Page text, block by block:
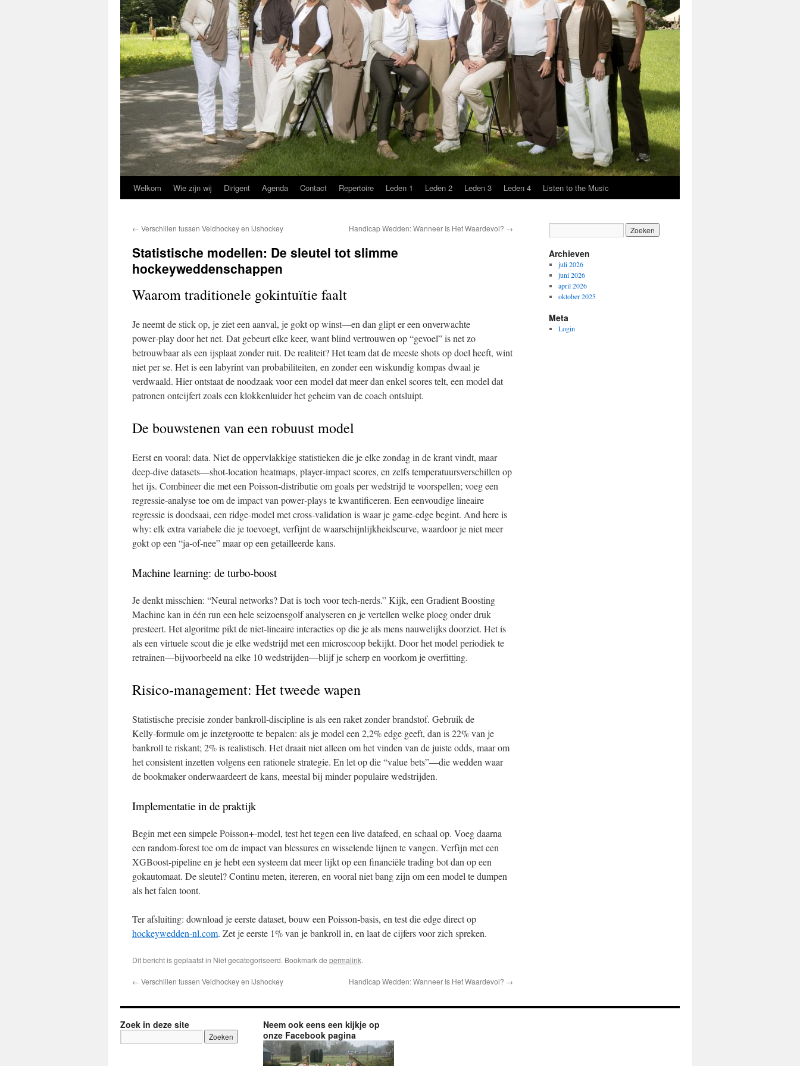
Welkom Wie zijn wij Dirigent Agenda Contact Repertoire Leden 1 Leden 2 Leden 3 Leden 4 Listen to the Music
← Verschillen tussen Veldhockey en IJshockey Handicap Wedden: Wanneer Is Het Waardevol? →
Statistische modellen: De sleutel tot slimme
hockeyweddenschappen
Waarom traditionele gokintuïtie faalt
Je neemt de stick op, je ziet een aanval, je gokt op winst—en dan glipt er een onverwachte
power‑play door het net. Dat gebeurt elke keer, want blind vertrouwen op “gevoel” is net zo
betrouwbaar als een ijsplaat zonder ruit. De realiteit? Het team dat de meeste shots op doel heeft, wint
niet per se. Het is een labyrint van probabiliteiten, en zonder een wiskundig kompas dwaal je
verdwaald. Hier ontstaat de noodzaak voor een model dat meer dan enkel scores telt, een model dat
patronen ontcijfert zoals een klokkenluider het geheim van de coach ontsluipt.
De bouwstenen van een robuust model
Eerst en vooral: data. Niet de oppervlakkige statistieken die je elke zondag in de krant vindt, maar
deep‑dive datasets—shot‑location heatmaps, player‑impact scores, en zelfs temperatuursverschillen op
het ijs. Combineer die met een Poisson‑distributie om goals per wedstrijd te voorspellen; voeg een
regressie‑analyse toe om de impact van power‑plays te kwantificeren. Een eenvoudige lineaire
regressie is doodsaai, een ridge‑model met cross‑validation is waar je game‑edge begint. And here is
why: elk extra variabele die je toevoegt, verfijnt de waarschijnlijkheidscurve, waardoor je niet meer
gokt op een “ja‑of‑nee” maar op een getailleerde kans.
Machine learning: de turbo‑boost
Je denkt misschien: “Neural networks? Dat is toch voor tech‑nerds.” Kijk, een Gradient Boosting
Machine kan in één run een hele seizoensgolf analyseren en je vertellen welke ploeg onder druk
presteert. Het algoritme pikt de niet‑lineaire interacties op die je als mens nauwelijks doorziet. Het is
als een virtuele scout die je elke wedstrijd met een microscoop bekijkt. Door het model periodiek te
retrainen—bijvoorbeeld na elke 10 wedstrijden—blijf je scherp en voorkom je overfitting.
Risico‑management: Het tweede wapen
Statistische precisie zonder bankroll‑discipline is als een raket zonder brandstof. Gebruik de
Kelly‑formule om je inzetgrootte te bepalen: als je model een 2,2% edge geeft, dan is 22% van je
bankroll te riskant; 2% is realistisch. Het draait niet alleen om het vinden van de juiste odds, maar om
het consistent inzetten volgens een rationele strategie. En let op die “value bets”—die wedden waar
de bookmaker onderwaardeert de kans, meestal bij minder populaire wedstrijden.
Implementatie in de praktijk
Begin met een simpele Poisson+-model, test het tegen een live datafeed, en schaal op. Voeg daarna
een random‑forest toe om de impact van blessures en wisselende lijnen te vangen. Verfijn met een
XGBoost‑pipeline en je hebt een systeem dat meer lijkt op een financiële trading bot dan op een
gokautomaat. De sleutel? Continu meten, itereren, en vooral niet bang zijn om een model te dumpen
als het falen toont.
Ter afsluiting: download je eerste dataset, bouw een Poisson‑basis, en test die edge direct op
hockeywedden-nl.com. Zet je eerste 1% van je bankroll in, en laat de cijfers voor zich spreken.
Dit bericht is geplaatst in Niet gecategoriseerd. Bookmark de permalink.
← Verschillen tussen Veldhockey en IJshockey Handicap Wedden: Wanneer Is Het Waardevol? →
Archieven
juli 2026
juni 2026
april 2026
oktober 2025
Meta
Login
Zoek in deze site
Neem ook eens een kijkje op
onze Facebook pagina